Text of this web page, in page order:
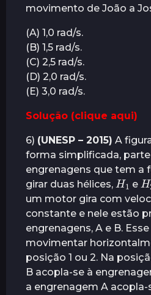
movimento de João a
(A) 1,0 rad/s.
(B) 1,5 rad/s.
(C) 2,5 rad/s.
(D) 2,0 rad/s.
(E) 3,0 rad/s.
Solução (clique aqui)
6) (UNESP – 2015) A
forma simplificada,
engrenagens que tem a
girar duas hélices,
H
1
e
2
um motor gira com
constante e nele estão
engrenagens, A e B.
movimentar
posição 1 ou 2. Na
B acopla-se à
a engrenagem A